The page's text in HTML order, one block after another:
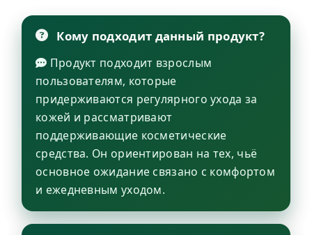
Кому подходит данный продукт?
Продукт подходит взрослым
пользователям, которые
придерживаются регулярного ухода за
кожей и рассматривают
поддерживающие косметические
средства. Он ориентирован на тех, чьё
основное ожидание связано с комфортом
и ежедневным уходом.